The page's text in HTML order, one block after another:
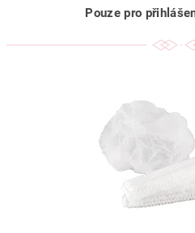
Pouze pro